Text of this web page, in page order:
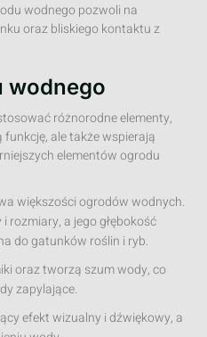
wodnego pozwoli na
oraz bliskiego kontaktu z
wodnego
różnorodne elementy,
funkcję, ale także wspierają
elementów ogrodu
większości ogrodów wodnych.
rozmiary, a jego głębokość
do gatunków roślin i ryb.
oraz tworzą szum wody, co
zapylające.
efekt wizualny i dźwiękowy, a